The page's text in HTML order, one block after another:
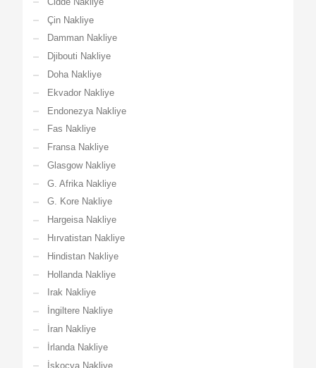
Çin Nakliye
Damman Nakliye
Djibouti Nakliye
Doha Nakliye
Ekvador Nakliye
Endonezya Nakliye
Fas Nakliye
Fransa Nakliye
Glasgow Nakliye
G. Afrika Nakliye
G. Kore Nakliye
Hargeisa Nakliye
Hırvatistan Nakliye
Hindistan Nakliye
Hollanda Nakliye
Irak Nakliye
İngiltere Nakliye
İran Nakliye
İrlanda Nakliye
İskoçya Nakliye